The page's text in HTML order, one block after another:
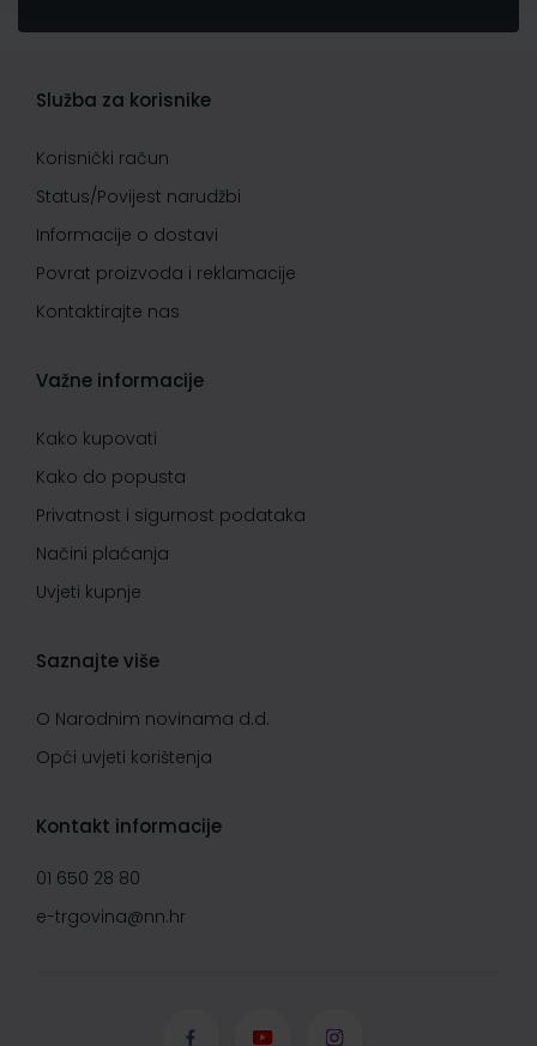
Služba za korisnike
Korisnički račun
Status/Povijest narudžbi
Informacije o dostavi
Povrat proizvoda i reklamacije
Kontaktirajte nas
Važne informacije
Kako kupovati
Kako do popusta
Privatnost i sigurnost podataka
Načini plaćanja
Uvjeti kupnje
Saznajte više
O Narodnim novinama d.d.
Opći uvjeti korištenja
Kontakt informacije
01 650 28 80
e-trgovina@nn.hr